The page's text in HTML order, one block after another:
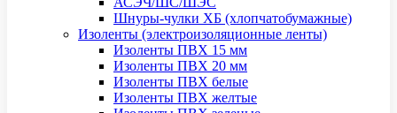
Шнуры-чулки ХБ (хлопчатобумажные)
Изоленты (электроизоляционные ленты)
Изоленты ПВХ 15 мм
Изоленты ПВХ 20 мм
Изоленты ПВХ белые
Изоленты ПВХ желтые